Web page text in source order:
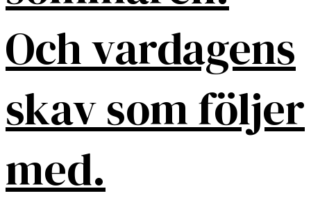
Och vardagens
skav som följer
med.